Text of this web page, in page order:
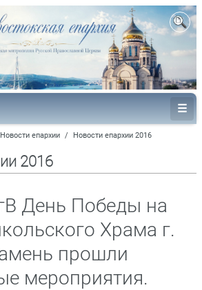
Новости епархии / Новости епархии 2016
2016
День Победы на
Храма г.
прошли
мероприятия.